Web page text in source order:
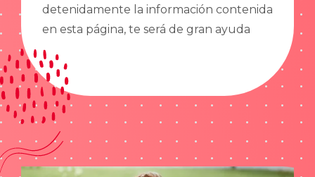
detenidamente la información contenida
en esta página, te será de gran ayuda